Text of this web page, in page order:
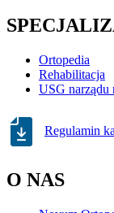
Ortopedia
Rehabilitacja
USG narządu
Regulamin
O NAS